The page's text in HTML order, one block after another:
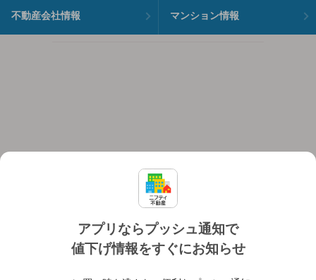
アプリならプッシュ通知で
値下げ情報をすぐにお知らせ
不動産会社情報 マンション情報
個人情報保護ポリシー 利用規約